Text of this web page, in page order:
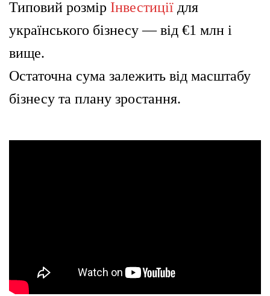
Типовий розмір Інвестиції для
українського бізнесу — від €1 млн і
вище.
Остаточна сума залежить від масштабу
бізнесу та плану зростання.